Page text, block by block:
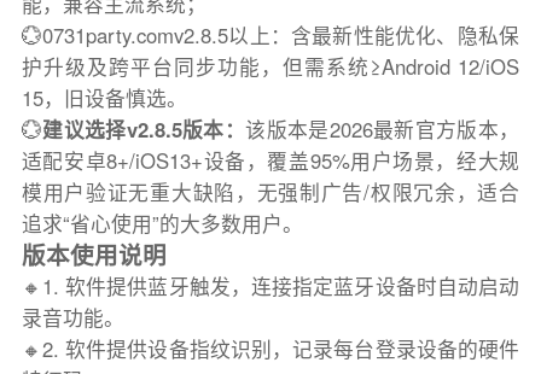
💮0731party.comv2.8.5以上：含最新性能优化、隐私保
护升级及跨平台同步功能，但需系统≥Android 12/iOS
15，旧设备慎选。
💮建议选择v2.8.5版本：该版本是2026最新官方版本，
适配安卓8+/iOS13+设备，覆盖95%用户场景，经大规
模用户验证无重大缺陷，无强制广告/权限冗余，适合
追求“省心使用”的大多数用户。
版本使用说明
🔸1. 软件提供蓝牙触发，连接指定蓝牙设备时自动启动
录音功能。
🔸2. 软件提供设备指纹识别，记录每台登录设备的硬件